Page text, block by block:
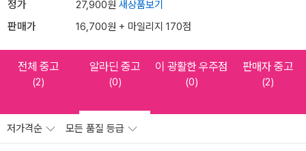
정가 27,900원 새상품보기
판매가 16,700원 + 마일리지 170점
전체 중고
(2)
알라딘 중고
(0)
이 광활한 우주점
(0)
판매자 중고
(2)
저가격순 모든 품질 등급